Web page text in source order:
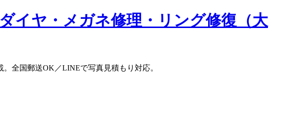
イヤ・メガネ修理・リング修復（大
全国郵送OK／LINEで写真見積もり対応。